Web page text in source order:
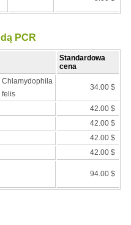
PCR
Standardowa
cena
Chlamydophila
felis
34.00 $
42.00 $
42.00 $
42.00 $
42.00 $
94.00 $